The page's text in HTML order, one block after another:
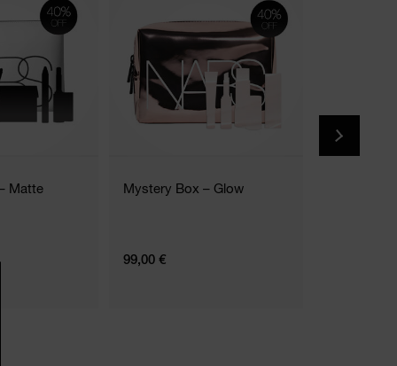
Matte Mystery Box – Glow
99,00 €